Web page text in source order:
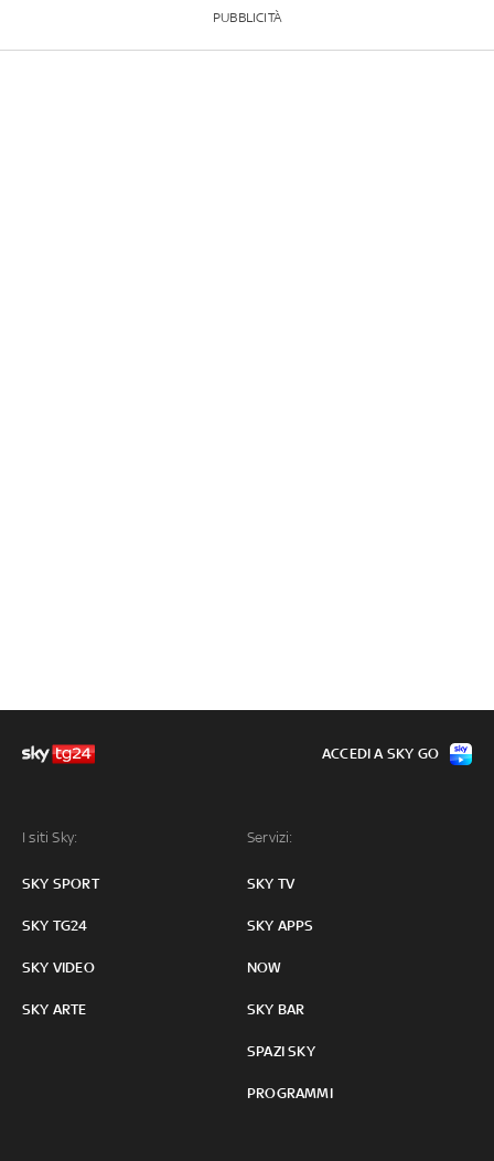
PUBBLICITÀ
I siti Sky:
SKY SPORT
SKY TG24
SKY VIDEO
SKY ARTE
Servizi:
SKY TV
SKY APPS
NOW
SKY BAR
SPAZI SKY
PROGRAMMI
ACCEDI A SKY GO